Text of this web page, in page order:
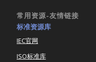
常用资源-友情链接
标准资源库
IEC官网
ISO标准库